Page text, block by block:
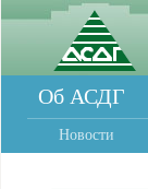
Об АСДГ
Новости